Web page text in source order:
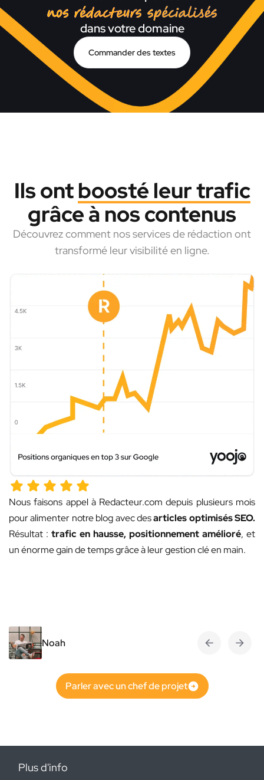
nos rédacteurs
dans votre domaine
Commander des textes
Ils ontboosté leur trafic
grâce à nos contenus
Découvrez comment nos services de rédaction ont
transformé leur visibilité en ligne.
Nous faisons appel à Redacteur.com depuis plusieurs mois
pour alimenter notre blog avec desarticles optimisés SEO.
Résultat : trafic en hausse, positionnement amélioré, et
un énorme gain de temps grâce à leur gestion clé en main.
Noah
Parler avec un chef de projet
Plus d'info